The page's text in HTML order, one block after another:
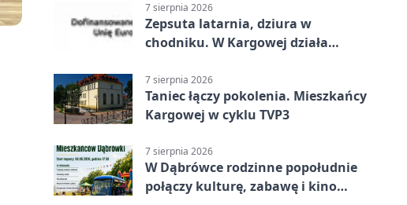
7 sierpnia 2026
Zepsuta latarnia, dziura w
chodniku. W Kargowej działa
7 sierpnia 2026
Taniec łączy pokolenia. Mieszkańcy
Kargowej w cyklu TVP3
7 sierpnia 2026
W Dąbrówce rodzinne popołudnie
połączy kulturę, zabawę i kino